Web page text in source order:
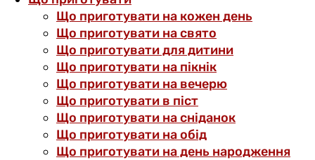
Що приготувати на кожен день
Що приготувати на свято
Що приготувати для дитини
Що приготувати на пікнік
Що приготувати на вечерю
Що приготувати в піст
Що приготувати на сніданок
Що приготувати на обід
Що приготувати на день народження